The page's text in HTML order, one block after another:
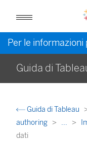
Per le
Guida di
Guida di Tableau
authoring
...
dati